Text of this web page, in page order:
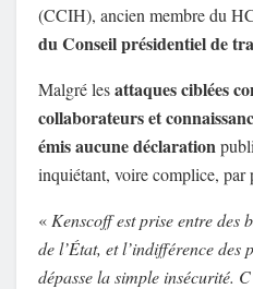
(CCIH), ancien membre du
du Conseil présidentiel de
Malgré lesattaques ciblées
collaborateurs et
émis aucune déclaration
inquiétant, voire complice, par
« Kenscoff est prise entre des
de l’État, et l’indifférence des
dépasse la simple insécurité.